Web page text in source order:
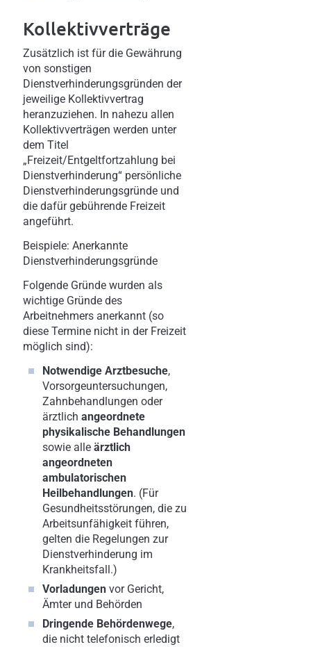
Kollektivverträge
Zusätzlich ist für die Gewährung
von sonstigen
Dienstverhinderungsgründen der
jeweilige Kollektivvertrag
heranzuziehen. In nahezu allen
Kollektivverträgen werden unter
dem Titel
„Freizeit/Entgeltfortzahlung bei
Dienstverhinderung“ persönliche
Dienstverhinderungsgründe und
die dafür gebührende Freizeit
angeführt.
Beispiele: Anerkannte
Dienstverhinderungsgründe
Folgende Gründe wurden als
wichtige Gründe des
Arbeitnehmers anerkannt (so
diese Termine nicht in der Freizeit
möglich sind):
Notwendige Arztbesuche,
Vorsorgeuntersuchungen,
Zahnbehandlungen oder
ärztlich angeordnete
physikalische Behandlungen
sowie alle ärztlich
angeordneten
ambulatorischen
Heilbehandlungen. (Für
Gesundheitsstörungen, die zu
Arbeitsunfähigkeit führen,
gelten die Regelungen zur
Dienstverhinderung im
Krankheitsfall.)
Vorladungen vor Gericht,
Ämter und Behörden
Dringende Behördenwege,
die nicht telefonisch erledigt